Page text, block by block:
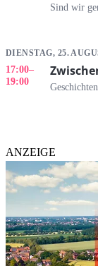
Sind wir
DIENSTAG, 25.
17:00–
19:00
ANZEIGE